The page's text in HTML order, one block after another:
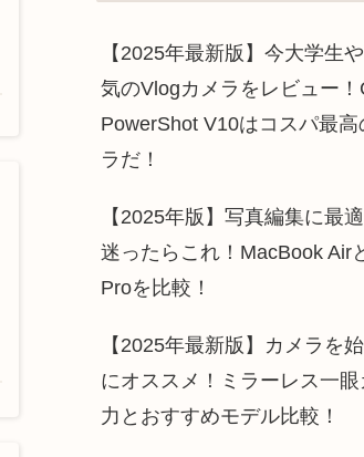
【2025年最新版】今大学生
気のVlogカメラをレビュー！
PowerShot V10はコスパ最高
ラだ！
【2025年版】写真編集に最
迷ったらこれ！MacBook Air
Proを比較！
【2025年最新版】カメラを
にオススメ！ミラーレス一
力とおすすめモデル比較！